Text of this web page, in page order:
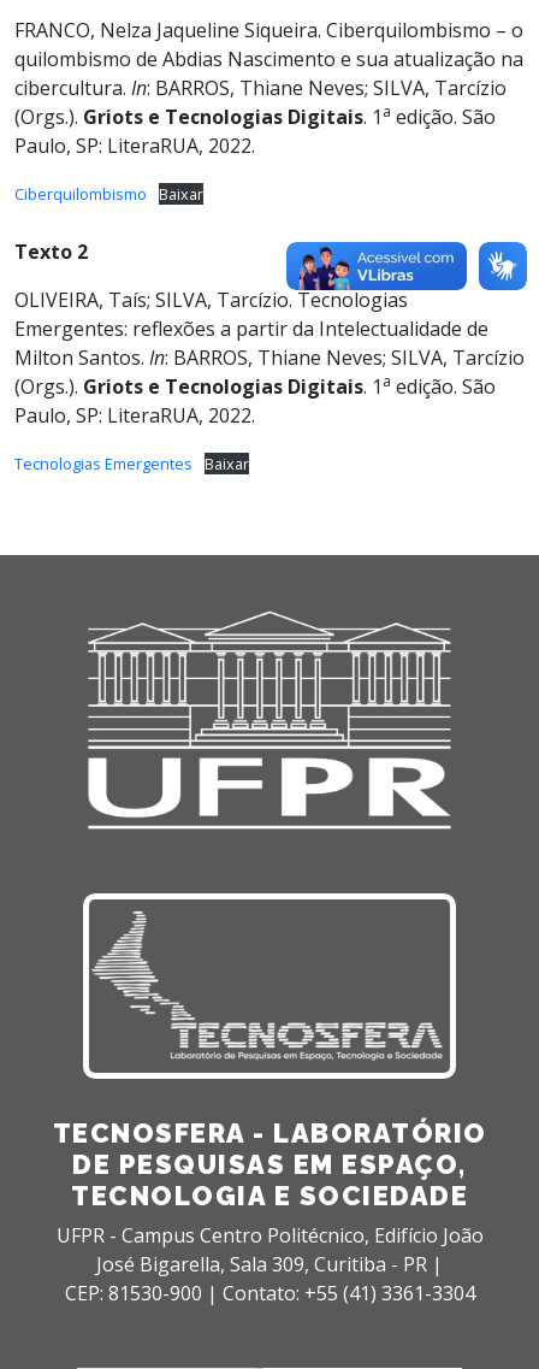
FRANCO, Nelza Jaqueline Siqueira. Ciberquilombismo – o
quilombismo de Abdias Nascimento e sua atualização na
cibercultura. In: BARROS, Thiane Neves; SILVA, Tarcízio
(Orgs.). Griots e Tecnologias Digitais. 1 a edição. São
Paulo, SP: LiteraRUA, 2022.
Ciberquilombismo Baixar
Texto 2
OLIVEIRA, Taís; SILVA, Tarcízio. Tecnologias
Emergentes: reflexões a partir da Intelectualidade de
Milton Santos. In: BARROS, Thiane Neves; SILVA, Tarcízio
(Orgs.). Griots e Tecnologias Digitais. 1 a edição. São
Paulo, SP: LiteraRUA, 2022.
Tecnologias Emergentes Baixar
TECNOSFERA - LABORATÓRIO
DE PESQUISAS EM ESPAÇO,
TECNOLOGIA E SOCIEDADE
UFPR - Campus Centro Politécnico, Edifício João
José Bigarella, Sala 309, Curitiba - PR |
CEP: 81530-900 | Contato: +55 (41) 3361-3304